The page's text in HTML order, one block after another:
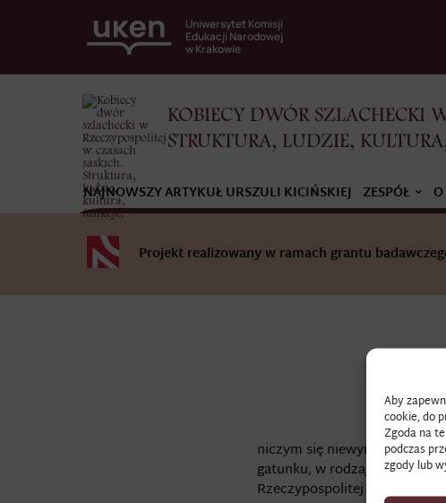
Aby
cookie, do
Zgoda na
podczas
zgody lub
Uniwersytet Komisji
Edukacji Narodowej
w Krakowie
KOBIECY DWÓR SZLACHECKI
STRUKTURA, LUDZIE,
NAJNOWSZY ARTYKUŁ URSZULI KICIŃSKIEJ ZESPÓŁ
Projekt realizowany w ramach grantu
niczym się niewyróżniający,
gatunku, w rodzaju zwykłym
Rzeczypospolitej między